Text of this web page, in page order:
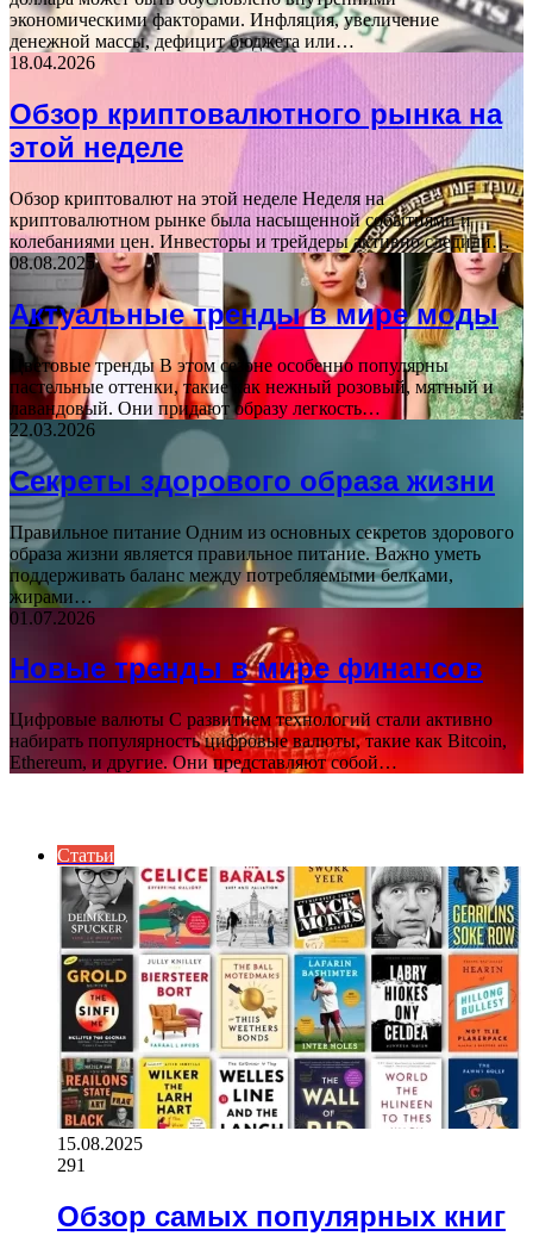
экономическими факторами. Инфляция, увеличение
денежной массы, дефицит бюджета или…
18.04.2026
Обзор криптовалютного рынка на
этой неделе
Обзор криптовалют на этой неделе Неделя на
криптовалютном рынке была насыщенной событиями и
колебаниями цен. Инвесторы и трейдеры активно следили…
08.08.2025
Актуальные тренды в мире моды
Цветовые тренды В этом сезоне особенно популярны
пастельные оттенки, такие как нежный розовый, мятный и
лавандовый. Они придают образу легкость…
22.03.2026
Секреты здорового образа жизни
Правильное питание Одним из основных секретов здорового
образа жизни является правильное питание. Важно уметь
поддерживать баланс между потребляемыми белками,
жирами…
01.07.2026
Новые тренды в мире финансов
Цифровые валюты С развитием технологий стали активно
набирать популярность цифровые валюты, такие как Bitcoin,
Ethereum, и другие. Они представляют собой…
Статьи
15.08.2025
291
Обзор самых популярных книг